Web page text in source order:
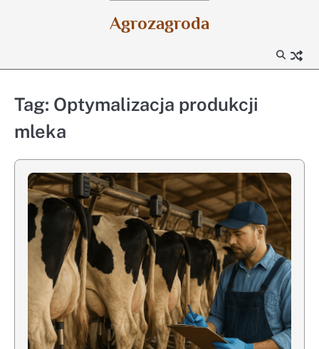
Agrozagroda
Tag: Optymalizacja produkcji
mleka